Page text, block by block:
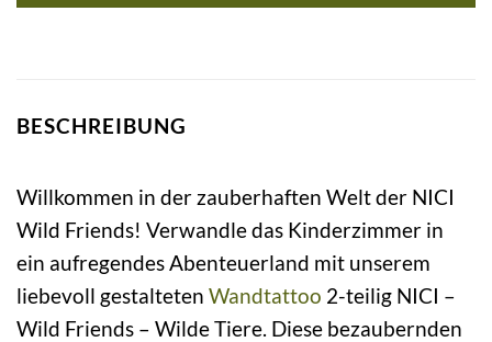
BESCHREIBUNG
Willkommen in der zauberhaften Welt der NICI
Wild Friends! Verwandle das Kinderzimmer in
ein aufregendes Abenteuerland mit unserem
liebevoll gestalteten Wandtattoo 2-teilig NICI –
Wild Friends – Wilde Tiere. Diese bezaubernden